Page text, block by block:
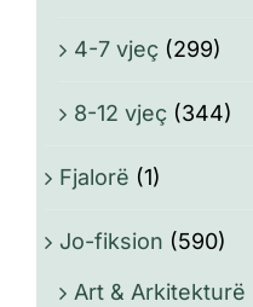
4-7 vjeç (299)
8-12 vjeç (344)
Fjalorë (1)
Jo-fiksion (590)
Art & Arkitekturë